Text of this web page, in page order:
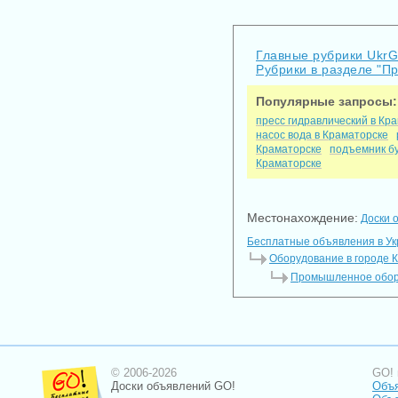
Главные рубрики
Рубрики в разделе
Популярные запросы:
пресс гидравлический в
насос вода в Краматорске
Краматорске
подъемник
Краматорске
Местонахождение: Доски
Бесплатные объявления в
Оборудование в городе
Промышленное
© 2006-2026
Доски объявлений GO!
GO!